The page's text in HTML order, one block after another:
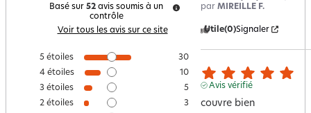
Basé sur 52 avis soumis à un
contrôle
Voir tous les avis sur ce site
5 étoiles
30
4 étoiles
10
3 étoiles
5
2 étoiles
3
par MIREILLE F.
Utile(0)Signaler
Avis vérifié
couvre bien